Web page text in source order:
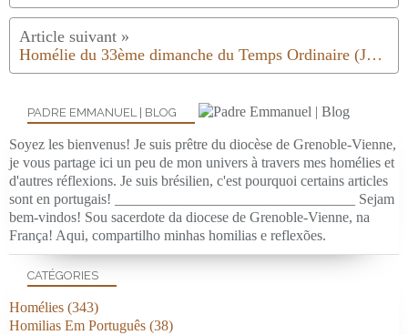
Homélie du 33ème dimanche du Temps Ordinaire (Journée mondiale des pauvres)
PADRE EMMANUEL | BLOG
Soyez les bienvenus! Je suis prêtre du diocèse de Grenoble-Vienne,
je vous partage ici un peu de mon univers à travers mes homélies et
d'autres réflexions. Je suis brésilien, c'est pourquoi certains articles
sont en portugais! _________________________________ Sejam
bem-vindos! Sou sacerdote da diocese de Grenoble-Vienne, na
França! Aqui, compartilho minhas homilias e reflexões.
CATÉGORIES
Homélies (343)
Homilias Em Português (38)